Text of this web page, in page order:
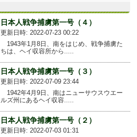
日本人戦争捕虜第一号（４）
更新日時: 2022-07-23 00:22
1943年1月8日、南をはじめ、戦争捕虜た
ちは、ヘイ収容所から.....
日本人戦争捕虜第一号（３）
更新日時: 2022-07-09 23:44
1942年4月9日、南はニューサウスウエー
ルズ州にあるヘイ収容.....
日本人戦争捕虜第一号（２）
更新日時: 2022-07-03 01:31